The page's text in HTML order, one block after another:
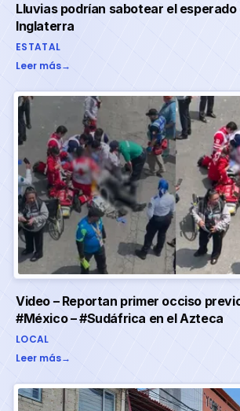
Lluvias podrían sabotear el
Inglaterra
ESTATAL
Leer más→
Video – Reportan primer occiso
#México – #Sudáfrica en el Azteca
LOCAL
Leer más→